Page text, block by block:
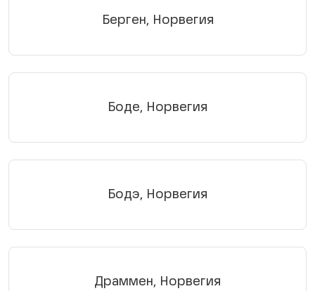
Берген, Норвегия
Боде, Норвегия
Бодэ, Норвегия
Драммен, Норвегия